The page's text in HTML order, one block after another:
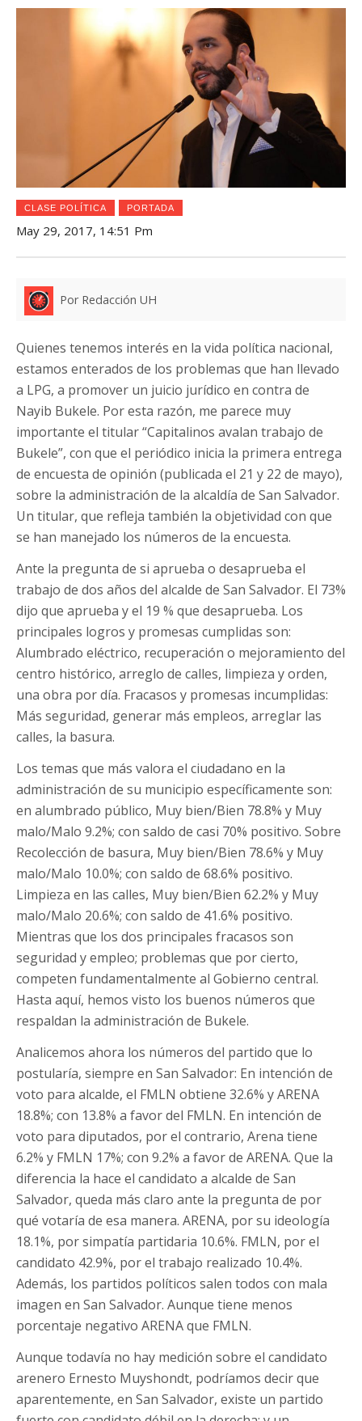
CLASE POLÍTICA PORTADA
May 29, 2017, 14:51 Pm
Por Redacción UH
Quienes tenemos interés en la vida política nacional,
estamos enterados de los problemas que han llevado
a LPG, a promover un juicio jurídico en contra de
Nayib Bukele. Por esta razón, me parece muy
importante el titular “Capitalinos avalan trabajo de
Bukele”, con que el periódico inicia la primera entrega
de encuesta de opinión (publicada el 21 y 22 de mayo),
sobre la administración de la alcaldía de San Salvador.
Un titular, que refleja también la objetividad con que
se han manejado los números de la encuesta.
Ante la pregunta de si aprueba o desaprueba el
trabajo de dos años del alcalde de San Salvador. El 73%
dijo que aprueba y el 19 % que desaprueba. Los
principales logros y promesas cumplidas son:
Alumbrado eléctrico, recuperación o mejoramiento del
centro histórico, arreglo de calles, limpieza y orden,
una obra por día. Fracasos y promesas incumplidas:
Más seguridad, generar más empleos, arreglar las
calles, la basura.
Los temas que más valora el ciudadano en la
administración de su municipio específicamente son:
en alumbrado público, Muy bien/Bien 78.8% y Muy
malo/Malo 9.2%; con saldo de casi 70% positivo. Sobre
Recolección de basura, Muy bien/Bien 78.6% y Muy
malo/Malo 10.0%; con saldo de 68.6% positivo.
Limpieza en las calles, Muy bien/Bien 62.2% y Muy
malo/Malo 20.6%; con saldo de 41.6% positivo.
Mientras que los dos principales fracasos son
seguridad y empleo; problemas que por cierto,
competen fundamentalmente al Gobierno central.
Hasta aquí, hemos visto los buenos números que
respaldan la administración de Bukele.
Analicemos ahora los números del partido que lo
postularía, siempre en San Salvador: En intención de
voto para alcalde, el FMLN obtiene 32.6% y ARENA
18.8%; con 13.8% a favor del FMLN. En intención de
voto para diputados, por el contrario, Arena tiene
6.2% y FMLN 17%; con 9.2% a favor de ARENA. Que la
diferencia la hace el candidato a alcalde de San
Salvador, queda más claro ante la pregunta de por
qué votaría de esa manera. ARENA, por su ideología
18.1%, por simpatía partidaria 10.6%. FMLN, por el
candidato 42.9%, por el trabajo realizado 10.4%.
Además, los partidos políticos salen todos con mala
imagen en San Salvador. Aunque tiene menos
porcentaje negativo ARENA que FMLN.
Aunque todavía no hay medición sobre el candidato
arenero Ernesto Muyshondt, podríamos decir que
aparentemente, en San Salvador, existe un partido